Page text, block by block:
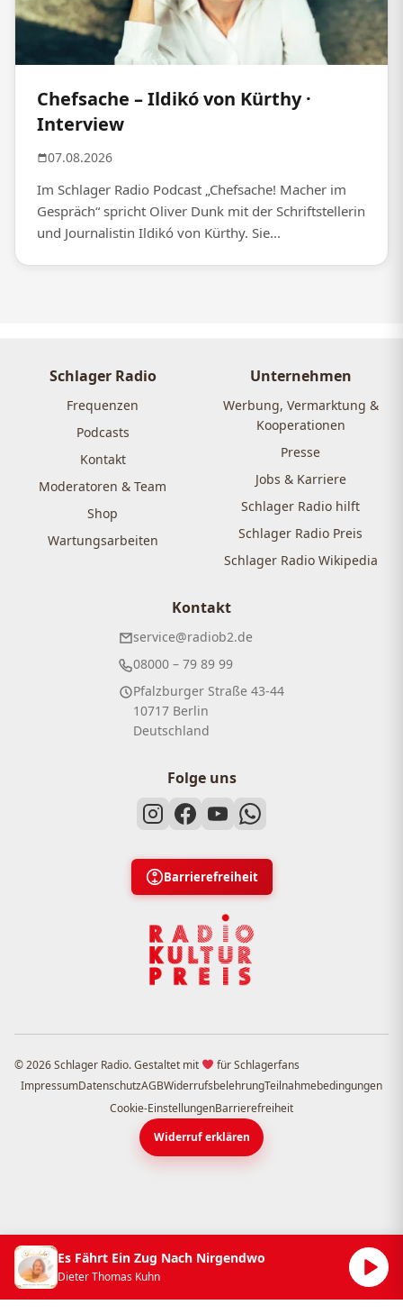
Chefsache – Ildikó von Kürthy ·
Interview
07.08.2026
Im Schlager Radio Podcast „Chefsache! Macher im
Gespräch“ spricht Oliver Dunk mit der Schriftstellerin
und Journalistin Ildikó von Kürthy. Sie...
Schlager Radio
Frequenzen
Podcasts
Kontakt
Moderatoren & Team
Shop
Wartungsarbeiten
Unternehmen
Werbung, Vermarktung &
Kooperationen
Presse
Jobs & Karriere
Schlager Radio hilft
Schlager Radio Preis
Schlager Radio Wikipedia
Kontakt
service@radiob2.de
08000 – 79 89 99
Pfalzburger Straße 43-44
10717 Berlin
Deutschland
Folge uns
Barrierefreiheit
© 2026 Schlager Radio. Gestaltet mit
für Schlagerfans
ImpressumDatenschutzAGBWiderrufsbelehrungTeilnahmebedingungen
Cookie-EinstellungenBarrierefreiheit
Widerruf erklären
Es Fährt Ein Zug Nach Nirgendwo
Dieter Thomas Kuhn